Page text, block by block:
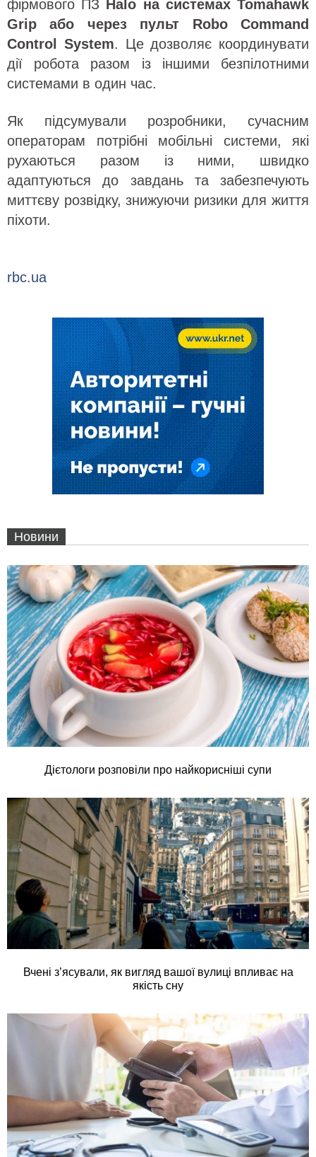
фірмового ПЗ
Halo на системах Tomahawk
Grip або через пульт Robo Command
Control System. Це дозволяє координувати
дії робота разом із іншими безпілотними
системами в один час.
Як підсумували розробники, сучасним
операторам потрібні мобільні системи, які
рухаються разом із ними, швидко
адаптуються до завдань та забезпечують
миттєву розвідку, знижуючи ризики для життя
піхоти.
rbc.ua
Новини
Дієтологи розповіли про найкорисніші супи
Вчені з’ясували, як вигляд вашої вулиці впливає на
якість сну